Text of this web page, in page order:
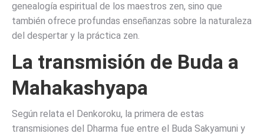
genealogía espiritual de los maestros zen, sino que
también ofrece profundas enseñanzas sobre la naturaleza
del despertar y la práctica zen.
La transmisión de Buda a
Mahakashyapa
Según relata el Denkoroku, la primera de estas
transmisiones del Dharma fue entre el Buda Sakyamuni y